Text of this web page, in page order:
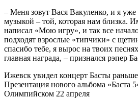
– Меня зовут Вася Вакуленко, и я
музыкой – той, которая нам близка.
написал «Мою игру», и так все
подходят взрослые «типчики» с
спасибо тебе, я вырос на твоих
главная награда, – признался рэпер
Ижевск увидел концерт Басты
Презентация нового альбома «Баста
Олимпийском 22 апреля